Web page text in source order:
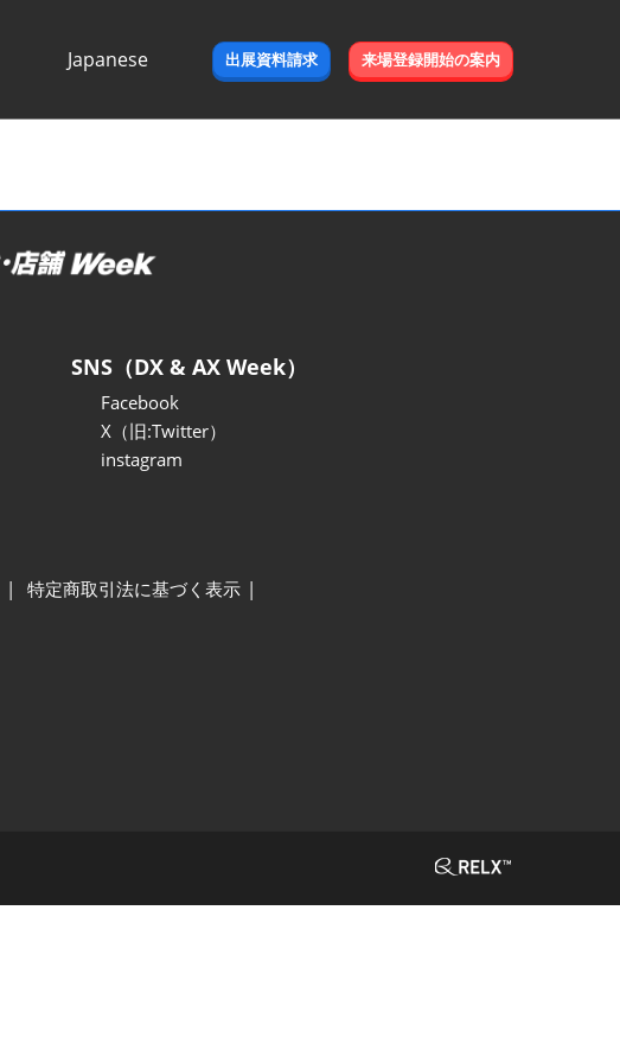
Japanese
出展資料請求 来場登録開始の案内
SNS（DX & AX Week）
Facebook
X（旧:Twitter）
instagram
特定商取引法に基づく表示